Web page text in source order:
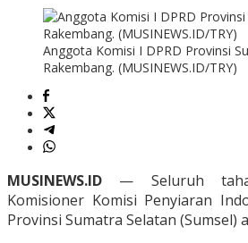
Anggota Komisi I DPRD Provinsi
Rakembang. (MUSINEWS.ID/TRY)
MUSINEWS.ID — Seluruh
Komisioner Komisi Penyiaran
Provinsi Sumatra Selatan (Sumsel)